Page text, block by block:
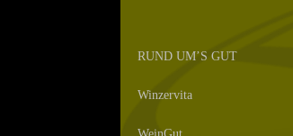
RUND UM’S GUT
Winzervita